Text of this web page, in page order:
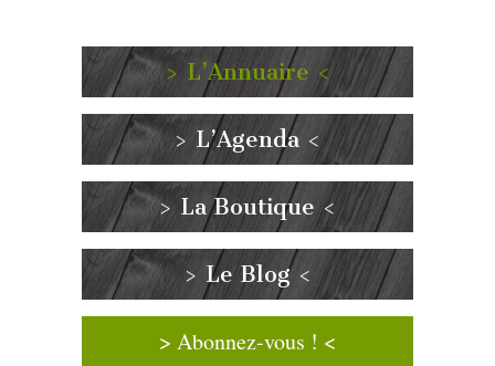
> L’Annuaire <
> L’Agenda <
> La Boutique <
> Le Blog <
> Abonnez-vous ! <